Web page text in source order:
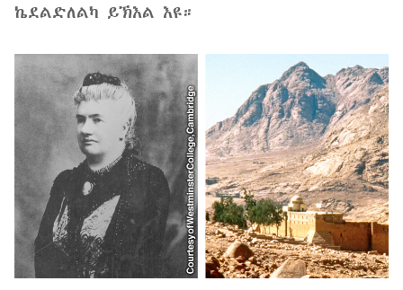
ኬደልድለልካ ይኽእል እዩ።